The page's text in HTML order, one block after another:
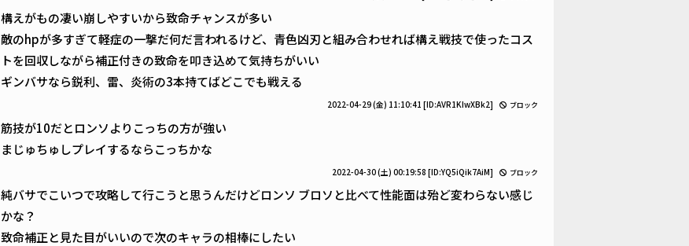
構えがもの凄い崩しやすいから致命チャンスが多い
敵のhpが多すぎて軽症の一撃だ何だ言われるけど、青色凶刃と組み合わせれば構え戦技で使ったコス
トを回収しながら補正付きの致命を叩き込めて気持ちがいい
ギンバサなら鋭利、雷、炎術の3本持てばどこでも戦える
2022-04-29 (金) 11:10:41 [ID:AVR1KIwXBk2] ブロック
筋技が10だとロンソよりこっちの方が強い
まじゅちゅしプレイするならこっちかな
2022-04-30 (土) 00:19:58 [ID:YQ5iQik7AiM] ブロック
純バサでこいつで攻略して行こうと思うんだけどロンソ ブロソと比べて性能面は殆ど変わらない感じ
かな？
致命補正と見た目がいいので次のキャラの相棒にしたい